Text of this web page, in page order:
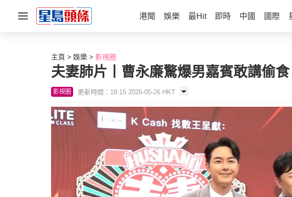
港聞 娛樂 最Hit 即時 中國 國際
主頁 娛樂 影視圈
夫妻肺片丨曹永廉驚爆男嘉賓敢講偷
影視圈 更新時間：18:15 2026-05-26 HKT